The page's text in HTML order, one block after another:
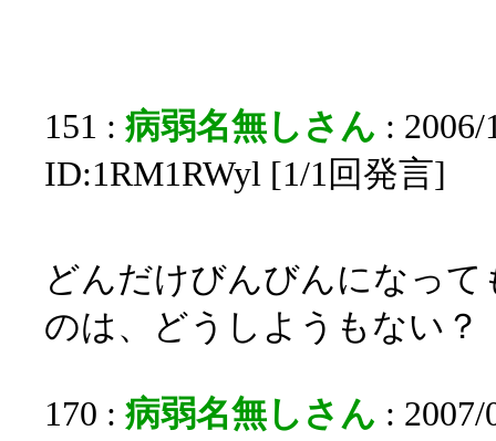
151 : 病弱名無しさん :
ID:1RM1RWyl [1/1回発言]
どんだけびんびんになっ
のは、どうしようもない？
170 : 病弱名無しさん :